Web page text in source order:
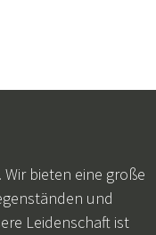
bieten eine große
und
Leidenschaft ist